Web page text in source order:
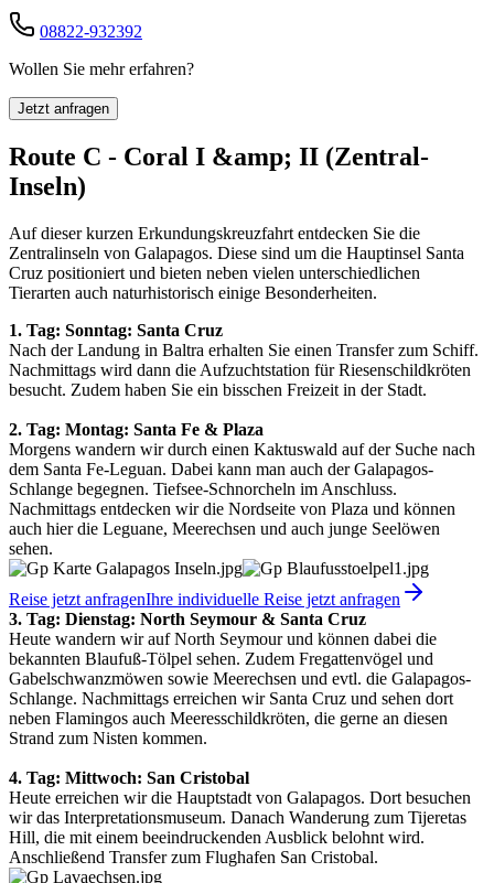
08822-932392
Wollen Sie mehr erfahren?
Jetzt anfragen
Route C - Coral I &amp; II (Zentral-
Inseln)
Auf dieser kurzen Erkundungskreuzfahrt entdecken Sie die
Zentralinseln von Galapagos. Diese sind um die Hauptinsel Santa
Cruz positioniert und bieten neben vielen unterschiedlichen
Tierarten auch naturhistorisch einige Besonderheiten.
1. Tag: Sonntag: Santa Cruz
Nach der Landung in Baltra erhalten Sie einen Transfer zum Schiff.
Nachmittags wird dann die Aufzuchtstation für Riesenschildkröten
besucht. Zudem haben Sie ein bisschen Freizeit in der Stadt.
2. Tag: Montag: Santa Fe & Plaza
Morgens wandern wir durch einen Kaktuswald auf der Suche nach
dem Santa Fe-Leguan. Dabei kann man auch der Galapagos-
Schlange begegnen. Tiefsee-Schnorcheln im Anschluss.
Nachmittags entdecken wir die Nordseite von Plaza und können
auch hier die Leguane, Meerechsen und auch junge Seelöwen
sehen.
Reise jetzt anfragenIhre individuelle Reise jetzt anfragen
3. Tag: Dienstag: North Seymour & Santa Cruz
Heute wandern wir auf North Seymour und können dabei die
bekannten Blaufuß-Tölpel sehen. Zudem Fregattenvögel und
Gabelschwanzmöwen sowie Meerechsen und evtl. die Galapagos-
Schlange. Nachmittags erreichen wir Santa Cruz und sehen dort
neben Flamingos auch Meeresschildkröten, die gerne an diesen
Strand zum Nisten kommen.
4. Tag: Mittwoch: San Cristobal
Heute erreichen wir die Hauptstadt von Galapagos. Dort besuchen
wir das Interpretationsmuseum. Danach Wanderung zum Tijeretas
Hill, die mit einem beeindruckenden Ausblick belohnt wird.
Anschließend Transfer zum Flughafen San Cristobal.